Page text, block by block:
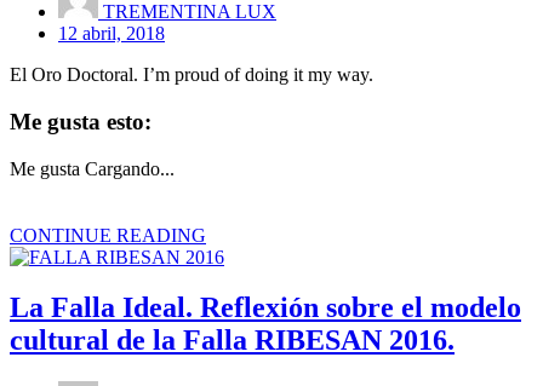
TREMENTINA LUX
12 abril, 2018
El Oro Doctoral. I’m proud of doing it my way.
Me gusta esto:
Me gusta Cargando...
CONTINUE READING
La Falla Ideal. Reflexión sobre el modelo
cultural de la Falla RIBESAN 2016.